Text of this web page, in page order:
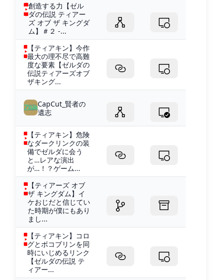
創造する力【ゼル
ダの伝説 ティアー
ズ オブ ザ キングダ
ム】＃２ -...
【ティアキン】今作
最大の理不尽で高難
度な要素【ゼルダの
伝説ティアーズオブ
ザキング...
CapCut_賢者の
遺志
【ティアキン】危険
なダークリンクの装
備でゼルダに会う
と…レアな演出
が…！？ゲーム...
【ティアーズ オブ
ザ キングダム】イ
ケおじだと信じてい
た時期が僕にもあり
まし...
【ティアキン】コロ
グとボコブリンを同
時にいじめるリンク
【ゼルダの伝説 テ
ィアー...